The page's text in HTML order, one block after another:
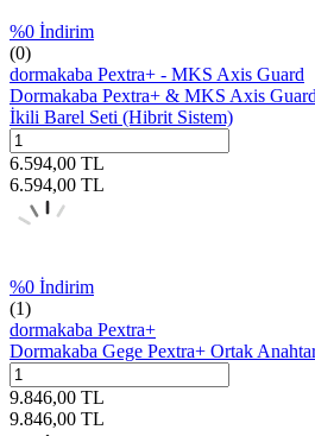
%0 İndirim
(0)
dormakaba Pextra+ - MKS Axis Guard
Dormakaba Pextra+ & MKS Axis
İkili Barel Seti (Hibrit Sistem)
6.594,00 TL
6.594,00 TL
%0 İndirim
(1)
dormakaba Pextra+
Dormakaba Gege Pextra+ Ortak
9.846,00 TL
9.846,00 TL